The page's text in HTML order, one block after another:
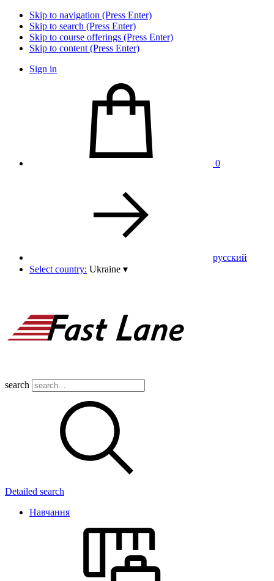
Skip to navigation (Press Enter)
Skip to search (Press Enter)
Skip to course offerings (Press Enter)
Skip to content (Press Enter)
Sign in
0
pусский
Select country: Ukraine ▾
search
Detailed search
Навчання